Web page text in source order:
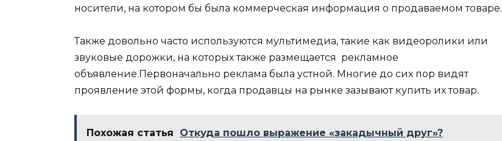
носители, на котором бы была коммерческая информация о продаваемом товаре.
Также довольно часто используются мультимедиа, такие как видеоролики или
звуковые дорожки, на которых также размещается рекламное
объявление.Первоначально реклама была устной. Многие до сих пор видят
проявление этой формы, когда продавцы на рынке зазывают купить их товар.
Похожая статья Откуда пошло выражение «закадычный друг»?